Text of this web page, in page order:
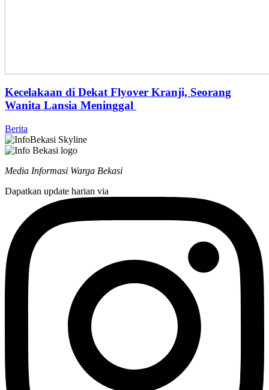
Kecelakaan di Dekat Flyover Kranji, Seorang
Wanita Lansia Meninggal
Berita
Media Informasi Warga Bekasi
Dapatkan update harian via